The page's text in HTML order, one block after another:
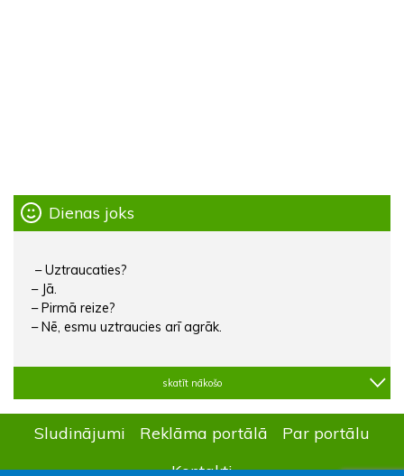
Dienas joks
– Uztraucaties?
– Jā.
– Pirmā reize?
– Nē, esmu uztraucies arī agrāk.
skatīt nākošo
Sludinājumi Reklāma portālā
Par portālu
Kontakti